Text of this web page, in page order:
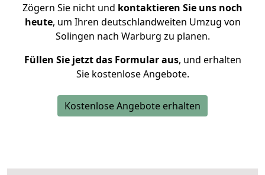
Zögern Sie nicht und kontaktieren Sie uns noch
heute, um Ihren deutschlandweiten Umzug von
Solingen nach Warburg zu planen.
Füllen Sie jetzt das Formular aus, und erhalten
Sie kostenlose Angebote.
Kostenlose Angebote erhalten